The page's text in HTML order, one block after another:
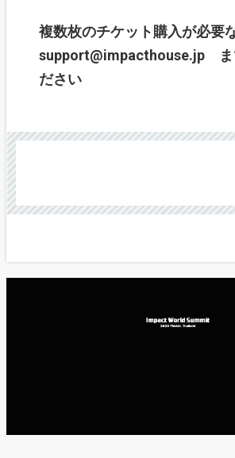
複数枚のチケット購入が必要
support@impacthouse.jp ま
ださい